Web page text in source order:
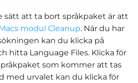
sätt att ta bort språkpaket är att
modul Cleanup. När du har
kan du klicka på
hitta Language Files. Klicka för
som kommer att tas
med urvalet kan du klicka för